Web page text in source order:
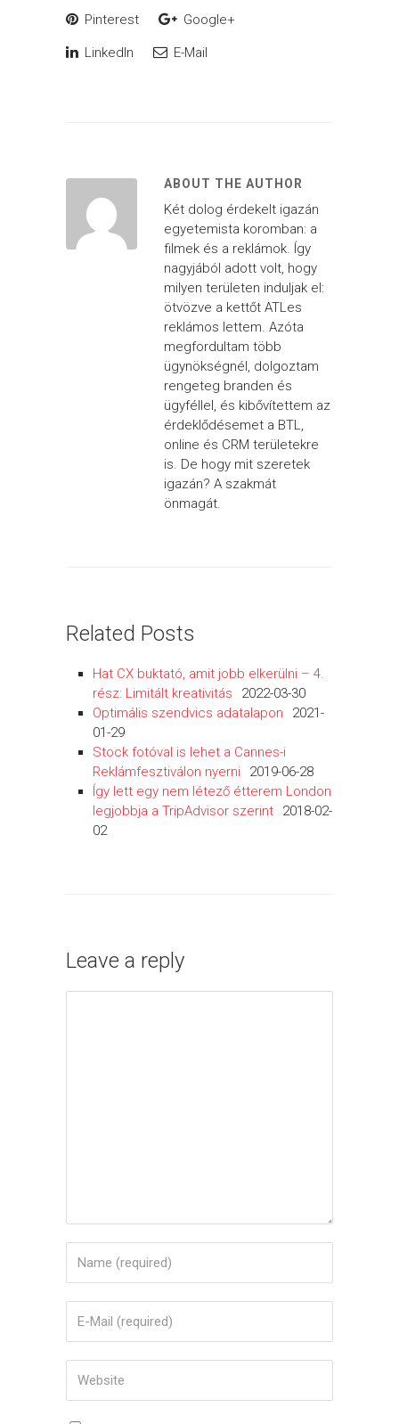
Pinterest Google+
LinkedIn E-Mail
ABOUT THE AUTHOR
Két dolog érdekelt igazán
egyetemista koromban: a
filmek és a reklámok. Így
nagyjából adott volt, hogy
milyen területen induljak el:
ötvözve a kettőt ATLes
reklámos lettem. Azóta
megfordultam több
ügynökségnél, dolgoztam
rengeteg branden és
ügyféllel, és kibővítettem az
érdeklődésemet a BTL,
online és CRM területekre
is. De hogy mit szeretek
igazán? A szakmát
önmagát.
Related Posts
Hat CX buktató, amit jobb elkerülni – 4.
rész: Limitált kreativitás
2022-03-30
Optimális szendvics adatalapon
2021-
01-29
Stock fotóval is lehet a Cannes-i
Reklámfesztiválon nyerni
2019-06-28
Így lett egy nem létező étterem London
legjobbja a TripAdvisor szerint
2018-02-
02
Leave a reply